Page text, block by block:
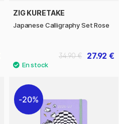
ZIG KURETAKE
Japanese Calligraphy Set Rose
27.92 €
34.90 €
20%